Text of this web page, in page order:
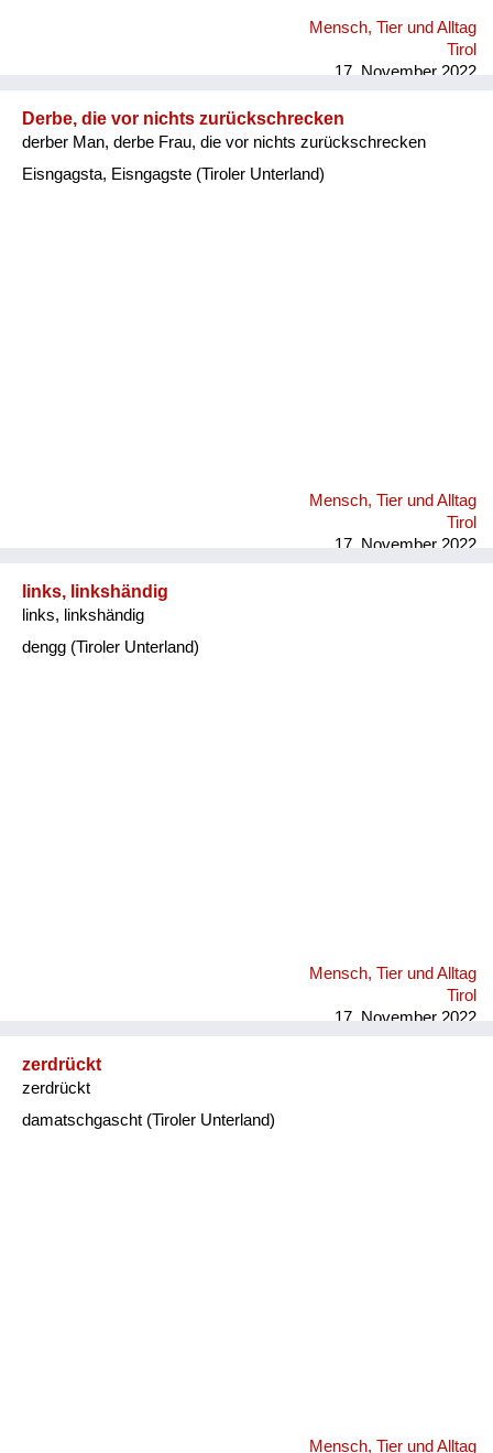
Mensch, Tier und Alltag
Tirol
17. November 2022
Derbe, die vor nichts zurückschrecken
derber Man, derbe Frau, die vor nichts zurückschrecken
Eisngagsta, Eisngagste (Tiroler Unterland)
Mensch, Tier und Alltag
Tirol
17. November 2022
links, linkshändig
links, linkshändig
dengg (Tiroler Unterland)
Mensch, Tier und Alltag
Tirol
17. November 2022
zerdrückt
zerdrückt
damatschgascht (Tiroler Unterland)
Mensch, Tier und Alltag